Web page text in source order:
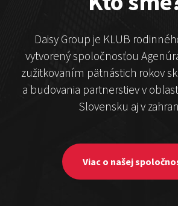
Show program
Marián Čekovský
Daisy Group je KLUB
vytvorený spoločnosťou
zužitkovaním pätnástich rokov
a budovania partnerstiev v
Slovensku aj v
Viac o našej